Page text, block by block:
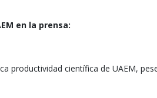
en la prensa:
productividad científica de UAEM,